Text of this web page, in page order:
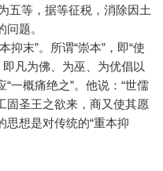
五等，据等征税，消除因土
题。
抑末”。所谓“崇本”，即“使
凡为佛、为巫、为优倡以
一概痛绝之”。他说：“世儒
固圣王之欲来，商又使其愿
思想是对传统的“重本抑